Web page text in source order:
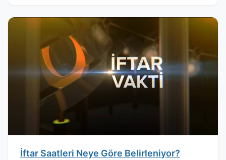
İftar Saatleri Neye Göre Belirleniyor?